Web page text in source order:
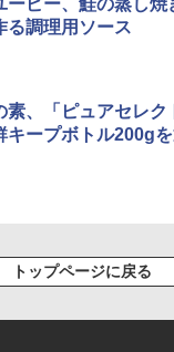
￥2,323
シャープ ウォーター
クション トースト機能
￥44,800
る調理用ソース
素、「ピュアセレク
キープボトル200g
トップページに戻る